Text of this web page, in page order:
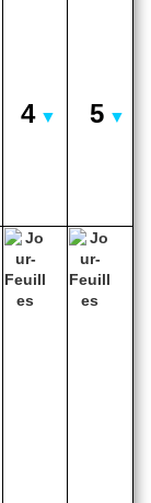
4 ▼ 5 ▼